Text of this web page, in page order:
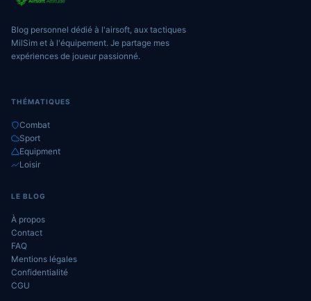
Blog personnel dédié à l'airsoft, aux tactiques
MilSim et à l'équipement. Je partage mes
expériences de joueur passionné.
THÉMATIQUES
Combat
Sport
Equipment
Loisir
LE BLOG
À propos
Contact
FAQ
Mentions légales
Confidentialité
CGU